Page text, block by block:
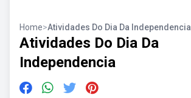
Home>Atividades Do Dia Da Independencia
Atividades Do Dia Da
Independencia